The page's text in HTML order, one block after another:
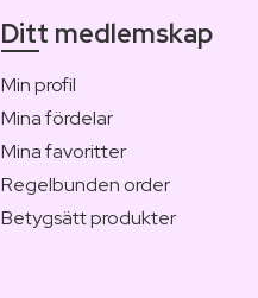
Ditt medlemskap
Min profil
Mina fördelar
Mina favoritter
Regelbunden order
Betygsätt produkter